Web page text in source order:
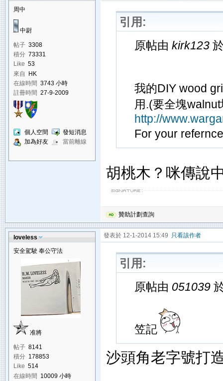
周中
中尉
帖子 3308
積分 73331
Like 53
來自
HK
在線時間 3743 小時
註冊時間 27-9-2009
個人空間
發短消息
加為好友
當前離線
引用:
原帖由 kirk123
我的DIY wood
用.(要全塊
http://
For your
胡桃木？咪傳說
贊助計劃查詢
loveless
安全駕駛 奉公守法
准將
帖子 8141
積分 178853
Like 514
在線時間 10009 小時
發表於 12-1-2014 15:49 只看該作者
引用:
原帖由 051039
笠記
沙頭角老字號打